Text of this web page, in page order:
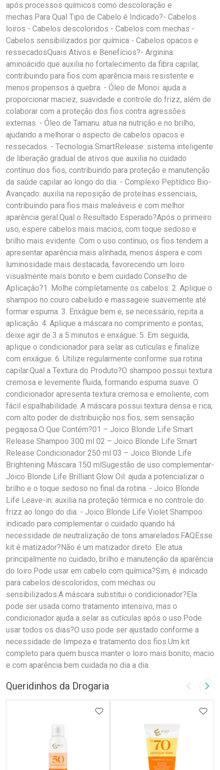
após processos químicos como descoloração e
mechas.Para Qual Tipo de Cabelo é Indicado?- Cabelos
loiros - Cabelos descoloridos - Cabelos com mechas -
Cabelos sensibilizados por química - Cabelos opacos e
ressecadosQuais Ativos e Benefícios?- Arginina:
aminoácido que auxilia no fortalecimento da fibra capilar,
contribuindo para fios com aparência mais resistente e
menos propensos à quebra. - Óleo de Monoi: ajuda a
proporcionar maciez, suavidade e controle do frizz, além de
colaborar com a proteção dos fios contra agressões
externas. - Óleo de Tamanu: atua na nutrição e no brilho,
ajudando a melhorar o aspecto de cabelos opacos e
ressecados. - Tecnologia SmartRelease: sistema inteligente
de liberação gradual de ativos que auxilia no cuidado
contínuo dos fios, contribuindo para proteção e manutenção
da saúde capilar ao longo do dia. - Complexo Peptídico Bio-
Avançado: auxilia na reposição de proteínas essenciais,
contribuindo para fios mais maleáveis e com melhor
aparência geral.Qual o Resultado Esperado?Após o primeiro
uso, espere cabelos mais macios, com toque sedoso e
brilho mais evidente. Com o uso contínuo, os fios tendem a
apresentar aparência mais alinhada, menos áspera e com
luminosidade mais destacada, favorecendo um loiro
visualmente mais bonito e bem cuidado.Conselho de
Aplicação?1. Molhe completamente os cabelos. 2. Aplique o
shampoo no couro cabeludo e massageie suavemente até
formar espuma. 3. Enxágue bem e, se necessário, repita a
aplicação. 4. Aplique a máscara no comprimento e pontas,
deixe agir de 3 a 5 minutos e enxágue. 5. Em seguida,
aplique o condicionador para selar as cutículas e finalize
com enxágue. 6. Utilize regularmente conforme sua rotina
capilar.Qual a Textura do Produto?O shampoo possui textura
cremosa e levemente fluida, formando espuma suave. O
condicionador apresenta textura cremosa e emoliente, com
fácil espalhabilidade. A máscara possui textura densa e rica,
com alto poder de distribuição nos fios, sem sensação
pegajosa.O Que Contém?01 – Joico Blonde Life Smart
Release Shampoo 300 ml 02 – Joico Blonde Life Smart
Release Condicionador 250 ml 03 – Joico Blonde Life
Brightening Máscara 150 mlSugestão de uso complementar-
Joico Blonde Life Brilliant Glow Oil: ajuda a potencializar o
brilho e o toque sedoso no final da rotina. - Joico Blonde
Life Leave-in: auxilia na proteção térmica e no controle do
frizz ao longo do dia. - Joico Blonde Life Violet Shampoo:
indicado para complementar o cuidado quando há
necessidade de neutralização de tons amarelados.FAQEsse
kit é matizador?Não é um matizador direto. Ele atua
principalmente no cuidado, brilho e manutenção da aparência
do loiro.Pode usar em cabelo com química?Sim, é indicado
para cabelos descoloridos, com mechas ou
sensibilizados.A máscara substitui o condicionador?Ela
pode ser usada como tratamento intensivo, mas o
condicionador ajuda a selar as cutículas após o uso.Pode
usar todos os dias?O uso pode ser ajustado conforme a
necessidade de limpeza e tratamento dos fios.Um kit
completo para quem busca manter o loiro mais bonito, macio
e com aparência bem cuidada no dia a dia.
Queridinhos da Drogaria Imagem
ADICIONAR AOS FAVORITOS